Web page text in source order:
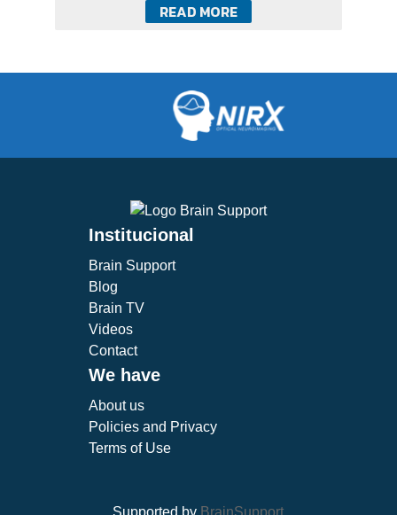
READ MORE
Institucional
Brain Support
Blog
Brain TV
Videos
Contact
We have
About us
Policies and Privacy
Terms of Use
Supported by BrainSupport